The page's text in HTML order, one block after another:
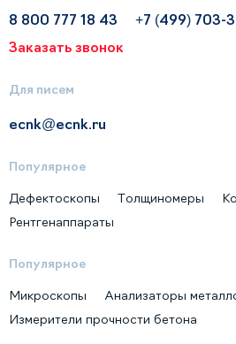
8 800 777 18 43
+7 (499) 703-
Заказать звонок
Для писем
ecnk@ecnk.ru
Популярное
Дефектоскопы Толщиномеры
Рентгенаппараты
Популярное
Микроскопы
Анализаторы
Измерители прочности бетона